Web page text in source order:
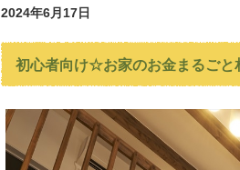
2024年6月17日
初心者向け☆お家のお金まるごと